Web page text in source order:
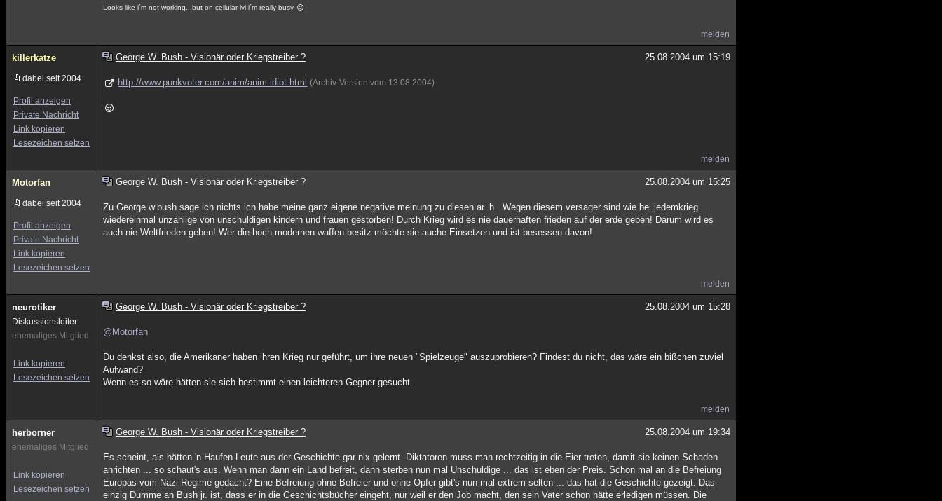
Looks like i´m not working...but on cellular lvl i´m really busy
melden
killerkatze
dabei seit 2004
Profil anzeigen
Private Nachricht
Link kopieren
Lesezeichen setzen
George W. Bush - Visionär oder Kriegstreiber ? 25.08.2004 um 15:19
http://www.punkvoter.com/anim/anim-idiot.html (Archiv-Version vom 13.08.2004)
melden
Motorfan
dabei seit 2004
Profil anzeigen
Private Nachricht
Link kopieren
Lesezeichen setzen
George W. Bush - Visionär oder Kriegstreiber ? 25.08.2004 um 15:25
Zu George w.bush sage ich nichts ich habe meine ganz eigene negative meinung zu diesen ar..h . Wegen diesem versager sind wie bei jedemkrieg
wiedereinmal unzählige von unschuldigen kindern und frauen gestorben! Durch Krieg wird es nie dauerhaften frieden auf der erde geben! Darum wird es
auch nie Weltfrieden geben! Wer die hoch modernen waffen besitz möchte sie auche Einsetzen und ist besessen davon!
melden
neurotiker
Diskussionsleiter
ehemaliges Mitglied
Link kopieren
Lesezeichen setzen
George W. Bush - Visionär oder Kriegstreiber ? 25.08.2004 um 15:28
@Motorfan
Du denkst also, die Amerikaner haben ihren Krieg nur geführt, um ihre neuen "Spielzeuge" auszuprobieren? Findest du nicht, das wäre ein bißchen zuviel
Aufwand?
Wenn es so wäre hätten sie sich bestimmt einen leichteren Gegner gesucht.
melden
herborner
ehemaliges Mitglied
Link kopieren
Lesezeichen setzen
George W. Bush - Visionär oder Kriegstreiber ? 25.08.2004 um 19:34
Es scheint, als hätten 'n Haufen Leute aus der Geschichte gar nix gelernt. Diktatoren muss man rechtzeitig in die Eier treten, damit sie keinen Schaden
anrichten ... so schaut's aus. Wenn man dann ein Land befreit, dann sterben nun mal Unschuldige ... das ist eben der Preis. Schon mal an die Befreiung
Europas vom Nazi-Regime gedacht? Eine Befreiung ohne Befreier und ohne Opfer gibt's nun mal extrem selten ... das hat die Geschichte gezeigt. Das
einzig Dumme an Bush jr. ist, dass er in die Geschichtsbücher eingeht, nur weil er den Job macht, den sein Vater schon hätte erledigen müssen. Die